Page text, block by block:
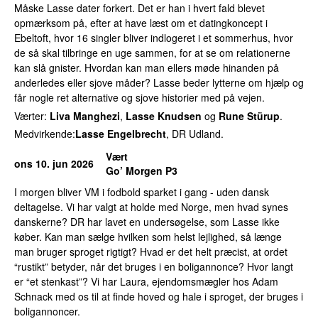
Måske Lasse dater forkert. Det er han i hvert fald blevet
opmærksom på, efter at have læst om et datingkoncept i
Ebeltoft, hvor 16 singler bliver indlogeret i et sommerhus, hvor
de så skal tilbringe en uge sammen, for at se om relationerne
kan slå gnister. Hvordan kan man ellers møde hinanden på
anderledes eller sjove måder? Lasse beder lytterne om hjælp og
får nogle ret alternative og sjove historier med på vejen.
Værter: Liva Manghezi, Lasse Knudsen og Rune Stürup.
Medvirkende:Lasse Engelbrecht, DR Udland.
ons 10. jun 2026
Vært
Go’ Morgen P3
I morgen bliver VM i fodbold sparket i gang - uden dansk
deltagelse. Vi har valgt at holde med Norge, men hvad synes
danskerne? DR har lavet en undersøgelse, som Lasse ikke
køber. Kan man sælge hvilken som helst lejlighed, så længe
man bruger sproget rigtigt? Hvad er det helt præcist, at ordet
“rustikt” betyder, når det bruges i en boligannonce? Hvor langt
er “et stenkast”? Vi har Laura, ejendomsmægler hos Adam
Schnack med os til at finde hoved og hale i sproget, der bruges i
boligannoncer.